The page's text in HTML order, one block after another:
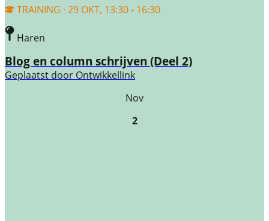
TRAINING · 29 OKT, 13:30 - 16:30
Haren
Blog en column schrijven (Deel 2)
Geplaatst door Ontwikkellink
Nov
2